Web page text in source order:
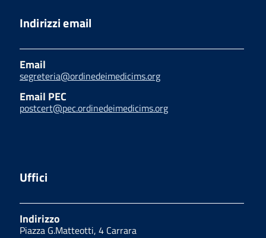
Indirizzi email
Email
segreteria@ordinedeimedicims.org
Email PEC
postcert@pec.ordinedeimedicims.org
Uffici
Indirizzo
Piazza G.Matteotti, 4 Carrara